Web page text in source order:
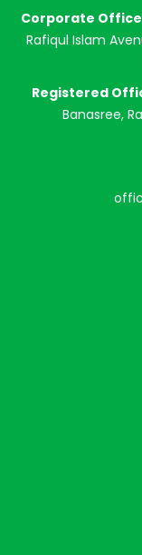
Corporate
Rafiqul Islam
Registered
Banasree,